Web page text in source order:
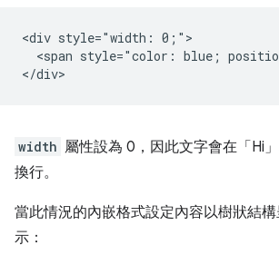
<div style="width: 0;">
<span style="color: blue;
width 屬性設為 0，因此文字會在「Hi
換行。
當此情況的內嵌格式設定內容以樹狀結
示：